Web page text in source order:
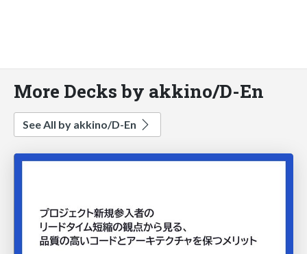
More Decks by akkino/D-En
See All by akkino/D-En